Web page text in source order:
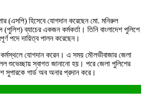
(এসপি) হিসেবে যোগদান করেছেন মো. মনিরুল
ব্যাচের একজন কর্মকর্তা। তিনি বাংলাদেশ পুলিশে
পদে দায়িত্ব পালন করেছেন।
যোগদান করেন। এ সময় মৌলভীবাজার জেলা
শুভেচ্ছায় স্বাগত জানানো হয়। পরে জেলা পুলিশের
গার্ড অব অনার প্রদান করে।